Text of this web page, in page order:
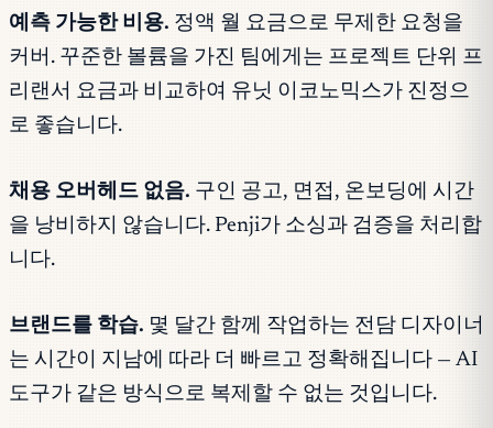
예측 가능한 비용. 정액 월 요금으로 무제한 요청을
커버. 꾸준한 볼륨을 가진 팀에게는 프로젝트 단위 프
리랜서 요금과 비교하여 유닛 이코노믹스가 진정으
로 좋습니다.
채용 오버헤드 없음. 구인 공고, 면접, 온보딩에 시간
을 낭비하지 않습니다. Penji가 소싱과 검증을 처리합
니다.
브랜드를 학습. 몇 달간 함께 작업하는 전담 디자이너
는 시간이 지남에 따라 더 빠르고 정확해집니다 — AI
도구가 같은 방식으로 복제할 수 없는 것입니다.